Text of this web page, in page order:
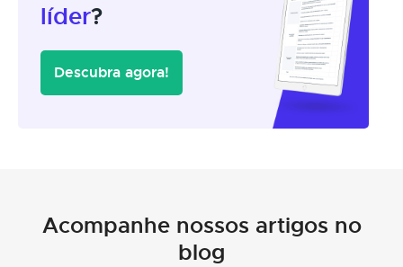
líder?
Descubra agora!
Acompanhe nossos artigos no
blog